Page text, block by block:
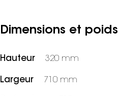
Dimensions et poids
Hauteur 320 mm
Largeur 710 mm